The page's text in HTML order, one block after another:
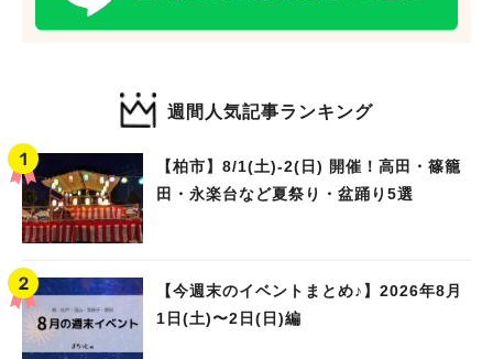
週間人気記事ランキング
【柏市】8/1(土)‐2(日) 開催！高田・篠籠
田・永楽台など夏祭り・盆踊り5選
【今週末のイベントまとめ♪】2026年8月
1日(土)〜2日(日)編